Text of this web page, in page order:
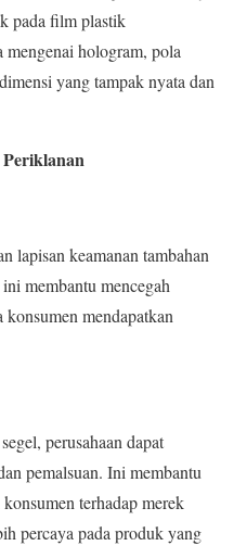
pada film plastik
mengenai hologram, pola
yang tampak nyata dan
lapisan keamanan tambahan
membantu mencegah
mendapatkan
perusahaan dapat
pemalsuan. Ini membantu
terhadap merek
percaya pada produk yang